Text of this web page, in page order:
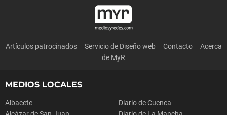
Artículos patrocinados Servicio de Diseño web Contacto
Acerca
de MyR
MEDIOS LOCALES
Albacete
Diario de Cuenca